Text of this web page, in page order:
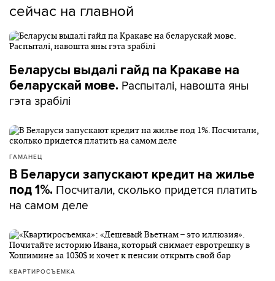
сейчас на главной
Беларусы выдалі гайд па Кракаве на
беларускай мове. Распыталі, навошта яны
гэта зрабілі
ГАМАНЕЦ
В Беларуси запускают кредит на жилье
под 1%. Посчитали, сколько придется платить
на самом деле
КВАРТИРОСЪЕМКА